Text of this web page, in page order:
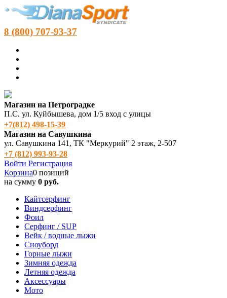
8 (800) 707-93-37
Магазин на Петроградке
П.С. ул. Куйбышева, дом 1/5 вход с улицы
+7(812) 498‑15-39
Магазин на Савушкина
ул. Савушкина 141, ТК "Меркурий" 2 этаж, 2-507
+7 (812) 993-93-28
Войти Регистрация
Корзина0 позиций
на сумму 0 руб.
Кайтсерфинг
Виндсерфинг
Фоил
Серфинг / SUP
Вейк / водные лыжи
Сноуборд
Горные лыжи
Зимняя одежда
Летняя одежда
Аксессуары
Мото